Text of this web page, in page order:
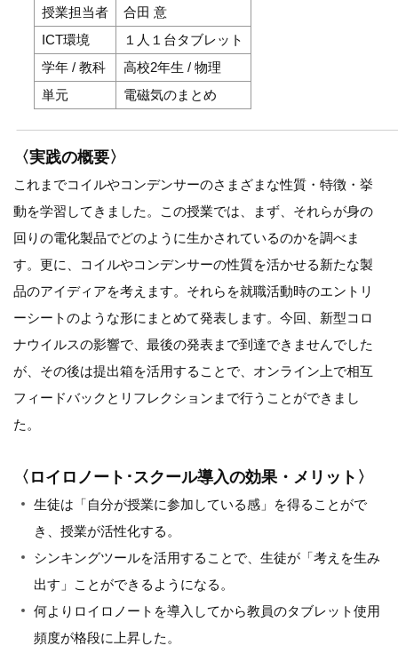
授業担当者
合田 意
ICT環境
１人１台タブレット
学年 / 教科
高校2年生 / 物理
単元
電磁気のまとめ
〈実践の概要〉
これまでコイルやコンデンサーのさまざまな性質・特徴・挙
動を学習してきました。この授業では、まず、それらが身の
回りの電化製品でどのように生かされているのかを調べま
す。更に、コイルやコンデンサーの性質を活かせる新たな製
品のアイディアを考えます。それらを就職活動時のエントリ
ーシートのような形にまとめて発表します。今回、新型コロ
ナウイルスの影響で、最後の発表まで到達できませんでした
が、その後は提出箱を活用することで、オンライン上で相互
フィードバックとリフレクションまで行うことができまし
た。
〈ロイロノート･スクール導入の効果・メリット〉
生徒は「自分が授業に参加している感」を得ることがで
き、授業が活性化する。
シンキングツールを活用することで、生徒が「考えを生み
出す」ことができるようになる。
何よりロイロノートを導入してから教員のタブレット使用
頻度が格段に上昇した。